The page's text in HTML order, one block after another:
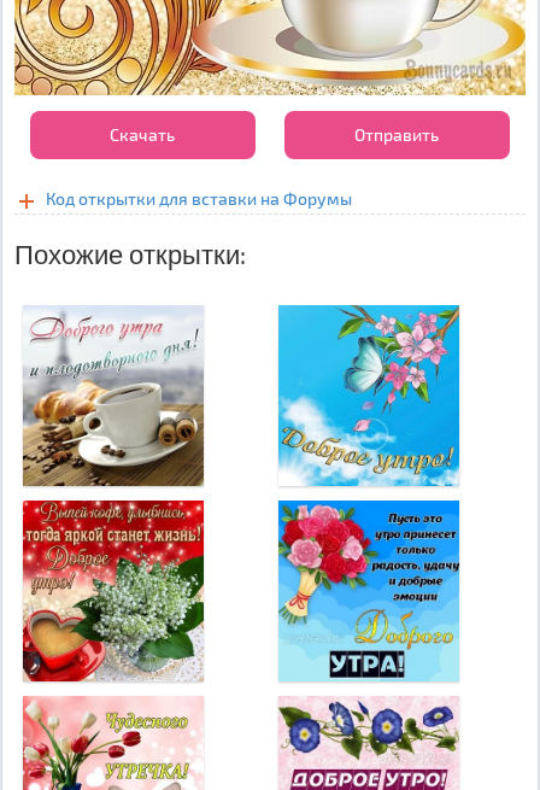
Скачать Отправить
Код открытки для вставки на Форумы
Похожие открытки: